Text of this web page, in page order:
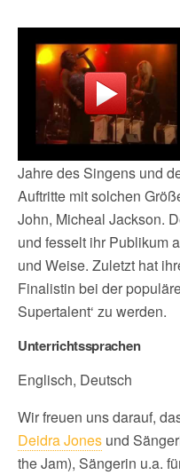
Jahre des Singens und
Auftritte mit solchen
John, Micheal Jackson.
und fesselt ihr Publikum
und Weise. Zuletzt hat
Finalistin bei der
Supertalent‘ zu werden.
Unterrichtssprachen
Englisch, Deutsch
Wir freuen uns darauf,
Deidra Jones und
the Jam), Sängerin u.a.